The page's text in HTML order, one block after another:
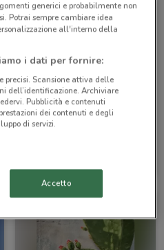
Scade il 31/10
generici e probabilmente non
Potrai sempre cambiare idea
all'interno della
i dati per fornire:
precisi. Scansione attiva delle
dell’identificazione. Archiviare
Pubblicità e contenuti
dei contenuti e degli
di servizi.
Accetto